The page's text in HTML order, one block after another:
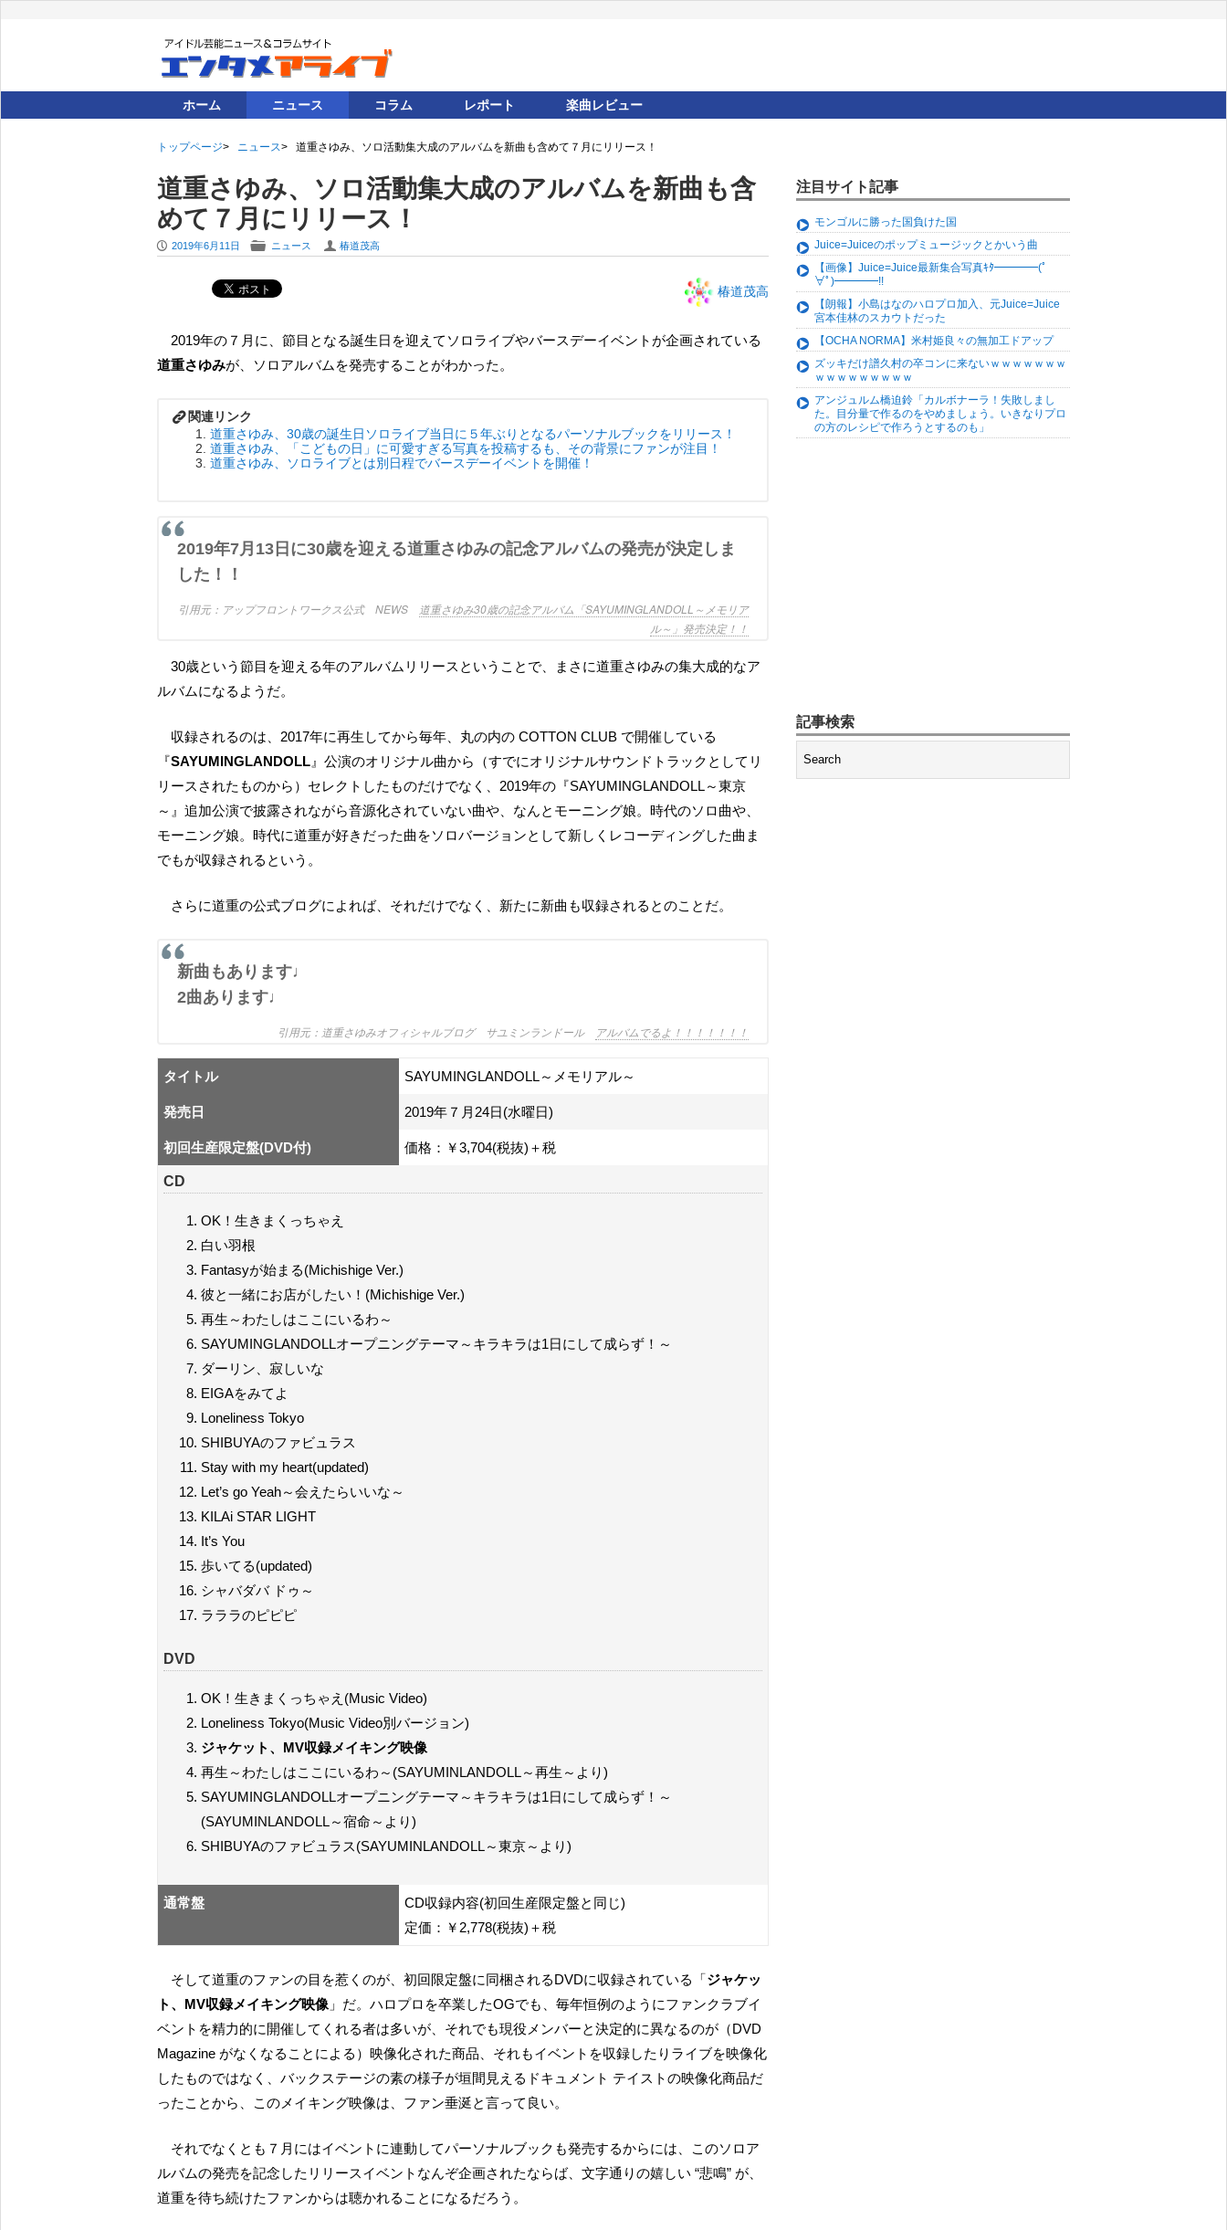
ホーム ニュース コラム レポート 楽曲レビュー
トップページ ニュース 道重さゆみ、ソロ活動集大成のアルバムを新曲も含めて７月にリリース！
道重さゆみ、ソロ活動集大成のアルバムを新曲も含
めて７月にリリース！
P 2019年6月11日 F ニュース U 椿道茂高
椿道茂高
2019年の７月に、節目となる誕生日を迎えてソロライブやバースデーイベントが企画されている
道重さゆみが、ソロアルバムを発売することがわかった。
道重さゆみ、30歳の誕生日ソロライブ当日に５年ぶりとなるパーソナルブックをリリース！
道重さゆみ、「こどもの日」に可愛すぎる写真を投稿するも、その背景にファンが注目！
道重さゆみ、ソロライブとは別日程でバースデーイベントを開催！
2019年7月13日に30歳を迎える道重さゆみの記念アルバムの発売が決定しま
した！！
アップフロントワークス公式 NEWS
道重さゆみ30歳の記念アルバム「SAYUMINGLANDOLL～メモリア
ル～」発売決定！！
30歳という節目を迎える年のアルバムリリースということで、まさに道重さゆみの集大成的なア
ルバムになるようだ。
収録されるのは、2017年に再生してから毎年、丸の内の COTTON CLUB で開催している
『SAYUMINGLANDOLL 』公演のオリジナル曲から（すでにオリジナルサウンドトラックとしてリ
リースされたものから）セレクトしたものだけでなく、2019年の『SAYUMINGLANDOLL～東京
～』追加公演で披露されながら音源化されていない曲や、なんとモーニング娘。時代のソロ曲や、
モーニング娘。時代に道重が好きだった曲をソロバージョンとして新しくレコーディングした曲ま
でもが収録されるという。
さらに道重の公式ブログによれば、それだけでなく、新たに新曲も収録されるとのことだ。
新曲もあります♩
2曲あります♩
道重さゆみオフィシャルブログ サユミンランドール アルバムでるよ！！！！！！！
タイトル SAYUMINGLANDOLL～メモリアル～
発売日 2019年７月24日(水曜日)
初回生産限定盤(DVD付) 価格：￥3,704(税抜)＋税
CD
OK！生きまくっちゃえ
白い羽根
Fantasyが始まる(Michishige Ver.)
彼と一緒にお店がしたい！(Michishige Ver.)
再生～わたしはここにいるわ～
SAYUMINGLANDOLLオープニングテーマ～キラキラは1日にして成らず！～
ダーリン、寂しいな
EIGAをみてよ
Loneliness Tokyo
SHIBUYAのファビュラス
Stay with my heart(updated)
Let’s go Yeah～会えたらいいな～
KILAi STAR LIGHT
It’s You
歩いてる(updated)
シャバダバ ドゥ～
ラララのピピピ
DVD
OK！生きまくっちゃえ(Music Video)
Loneliness Tokyo(Music Video別バージョン)
ジャケット、MV収録メイキング映像
再生～わたしはここにいるわ～(SAYUMINLANDOLL～再生～より)
SAYUMINGLANDOLLオープニングテーマ～キラキラは1日にして成らず！～
(SAYUMINLANDOLL～宿命～より)
SHIBUYAのファビュラス(SAYUMINLANDOLL～東京～より)
通常盤
CD収録内容(初回生産限定盤と同じ)
定価：￥2,778(税抜)＋税
そして道重のファンの目を惹くのが、初回限定盤に同梱されるDVDに収録されている「ジャケッ
ト、MV収録メイキング映像 」だ。ハロプロを卒業したOGでも、毎年恒例のようにファンクラブイ
ベントを精力的に開催してくれる者は多いが、それでも現役メンバーと決定的に異なるのが（DVD
Magazine がなくなることによる）映像化された商品、それもイベントを収録したりライブを映像化
したものではなく、バックステージの素の様子が垣間見えるドキュメント テイストの映像化商品だ
ったことから、このメイキング映像は、ファン垂涎と言って良い。
それでなくとも７月にはイベントに連動してパーソナルブックも発売するからには、このソロア
ルバムの発売を記念したリリースイベントなんぞ企画されたならば、文字通りの嬉しい “悲鳴” が、
道重を待ち続けたファンからは聴かれることになるだろう。
注目サイト記事
モンゴルに勝った国負けた国
Juice=Juiceのポップミュージックとかいう曲
【画像】Juice=Juice最新集合写真ｷﾀ━━━━(ﾟ
∀ﾟ)━━━━!!
【朗報】小島はなのハロプロ加入、元Juice=Juice
宮本佳林のスカウトだった
【OCHA NORMA】米村姫良々の無加工ドアップ
ズッキだけ譜久村の卒コンに来ないｗｗｗｗｗｗｗ
ｗｗｗｗｗｗｗｗｗ
アンジュルム橋迫鈴「カルボナーラ！失敗しまし
た。目分量で作るのをやめましょう。いきなりプロ
の方のレシピで作ろうとするのも」
記事検索